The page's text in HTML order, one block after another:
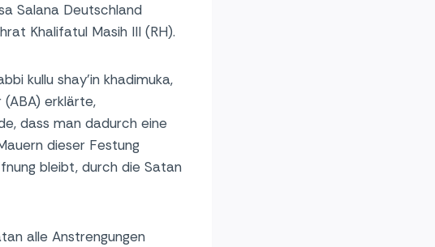
Salana Deutschland
Khalifatul Masih III (RH).
kullu shay’in khadimuka,
erklärte,
dass man dadurch eine
dieser Festung
bleibt, durch die Satan
alle Anstrengungen